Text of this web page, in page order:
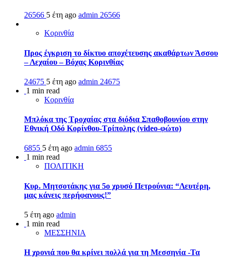
26566 5 έτη ago admin 26566
Κορινθία
Προς έγκριση το δίκτυο αποχέτευσης ακαθάρτων Άσσου
– Λεχαίου – Βόχας Κορινθίας
24675 5 έτη ago admin 24675
1 min read
Κορινθία
Μπλόκα της Τροχαίας στα διόδια Σπαθοβουνίου στην
Εθνική Οδό Κορίνθου-Τρίπολης (video-φώτο)
6855 5 έτη ago admin 6855
1 min read
ΠΟΛΙΤΙΚΗ
Κυρ. Μητσοτάκης για 5ο χρυσό Πετρούνια: “Λευτέρη,
μας κάνεις περήφανους!”
5 έτη ago admin
1 min read
ΜΕΣΣΗΝΙΑ
Η χρονιά που θα κρίνει πολλά για τη Μεσσηνία -Τα